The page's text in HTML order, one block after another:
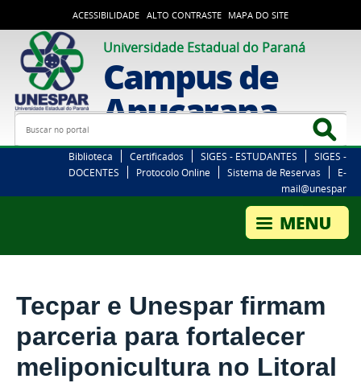
ACESSIBILIDADE ALTO CONTRASTE MAPA DO SITE
Universidade Estadual do Paraná
Campus de
Apucarana
Busca
Biblioteca Certificados SIGES - ESTUDANTES
SIGES -
DOCENTES
Protocolo Online Sistema de Reservas
E-
mail@unespar
Tecpar e Unespar firmam
parceria para fortalecer
meliponicultura no Litoral